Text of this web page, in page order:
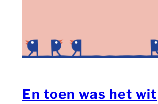
En toen was het wit